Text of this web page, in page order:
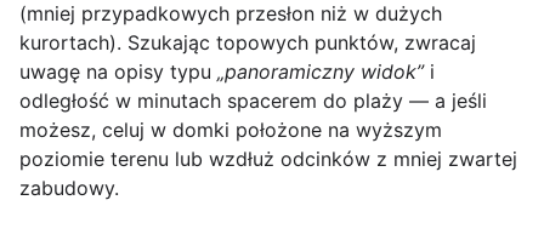
(mniej przypadkowych przesłon niż w dużych
kurortach). Szukając topowych punktów, zwracaj
uwagę na opisy typu „panoramiczny widok”i
odległość w minutach spacerem do plaży — a jeśli
możesz, celuj w domki położone na wyższym
poziomie terenu lub wzdłuż odcinków z mniej zwartej
zabudowy.